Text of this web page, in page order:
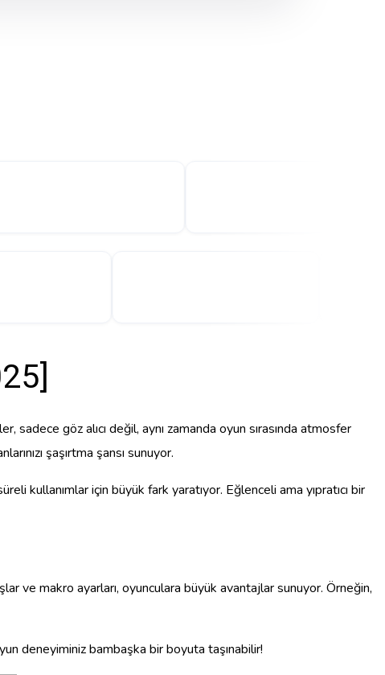
sadece göz alıcı değil, aynı zamanda oyun sırasında atmosfer
şaşırtma şansı sunuyor.
kullanımlar için büyük fark yaratıyor. Eğlenceli ama yıpratıcı bir
ve makro ayarları, oyunculara büyük avantajlar sunuyor. Örneğin,
deneyiminiz bambaşka bir boyuta taşınabilir!